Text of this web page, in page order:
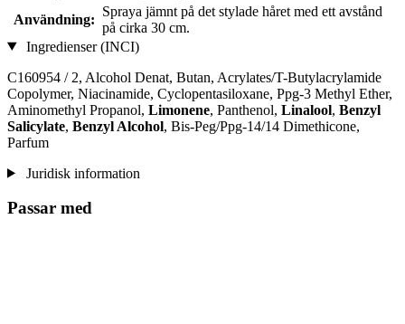
Användning:
Spraya jämnt på det stylade håret med ett avstånd
på cirka 30 cm.
Ingredienser (INCI)
C160954 / 2, Alcohol Denat, Butan, Acrylates/T-Butylacrylamide
Copolymer, Niacinamide, Cyclopentasiloxane, Ppg-3 Methyl Ether,
Aminomethyl Propanol, Limonene, Panthenol, Linalool, Benzyl
Salicylate, Benzyl Alcohol, Bis-Peg/Ppg-14/14 Dimethicone,
Parfum
Juridisk information
Passar med